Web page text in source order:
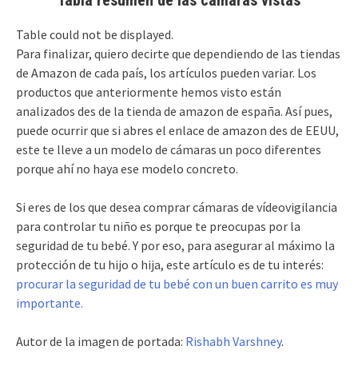
Table could not be displayed.
Para finalizar, quiero decirte que dependiendo de las tiendas
de Amazon de cada país, los artículos pueden variar. Los
productos que anteriormente hemos visto están
analizados des de la tienda de amazon de españa. Así pues,
puede ocurrir que si abres el enlace de amazon des de EEUU,
este te lleve a un modelo de cámaras un poco diferentes
porque ahí no haya ese modelo concreto.
Si eres de los que desea comprar cámaras de vídeovigilancia
para controlar tu niño es porque te preocupas por la
seguridad de tu bebé. Y por eso, para asegurar al máximo la
protección de tu hijo o hija, este artículo es de tu interés:
procurar la seguridad de tu bebé con un buen carrito es muy
importante.
Autor de la imagen de portada: Rishabh Varshney.